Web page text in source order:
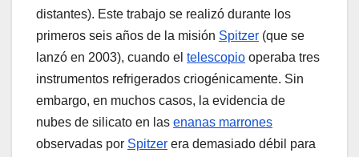
distantes). Este trabajo se realizó durante los
primeros seis años de la misión Spitzer (que se
lanzó en 2003), cuando el telescopio operaba tres
instrumentos refrigerados criogénicamente. Sin
embargo, en muchos casos, la evidencia de
nubes de silicato en las enanas marrones
observadas por Spitzer era demasiado débil para